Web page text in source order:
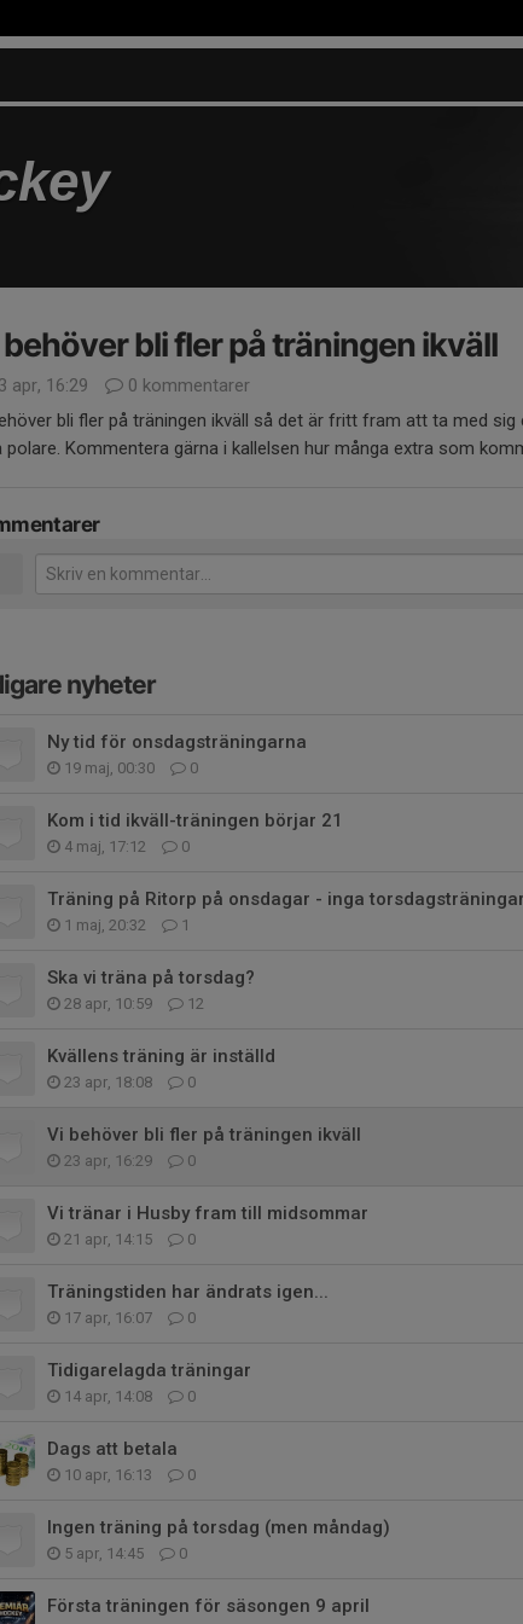
bli fler på träningen ikväll
apr, 16:29
0 kommentarer
bli fler på träningen ikväll så det är fritt fram att ta med sig
polare. Kommentera gärna i kallelsen hur många extra som
nyheter
Ny tid för onsdagsträningarna
19 maj, 00:30 0
Kom i tid ikväll-träningen börjar 21
4 maj, 17:12 0
Träning på Ritorp på onsdagar - inga torsdagsträningar
1 maj, 20:32 1
Ska vi träna på torsdag?
28 apr, 10:59 12
Kvällens träning är inställd
23 apr, 18:08 0
Vi behöver bli fler på träningen ikväll
23 apr, 16:29 0
Vi tränar i Husby fram till midsommar
21 apr, 14:15 0
Träningstiden har ändrats igen...
17 apr, 16:07 0
Tidigarelagda träningar
14 apr, 14:08 0
Dags att betala
10 apr, 16:13 0
Ingen träning på torsdag (men måndag)
5 apr, 14:45 0
Första träningen för säsongen 9 april